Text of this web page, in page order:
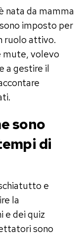
nata da mamma
imposto per
ruolo attivo.
mute, volevo
a gestire il
sono
di
e
la
e dei quiz
sono